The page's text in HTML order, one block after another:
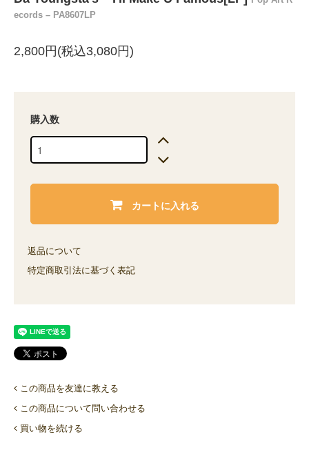
ecords – PA8607LP
2,800円(税込3,080円)
購入数
カートに入れる
返品について
特定商取引法に基づく表記
この商品を友達に教える
この商品について問い合わせる
買い物を続ける